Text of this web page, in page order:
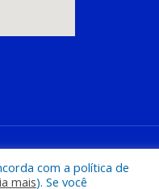
com a política de
mais). Se você